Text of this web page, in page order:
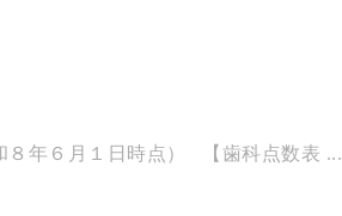
８年６月１日時点） 【歯科点数表 ...